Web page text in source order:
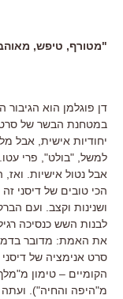
"מטורף, טיפש,
דן פוגלמן הוא
במטחנת הבשר של
יחודיות אישית, אבל
למשל, "בולט", פרי
אבל נטול אישיות.
הכי טובים של דיסני
ושנינות וקצב. ועם
לבנות השש כנסיכה
את האמת: מדובר
סרט אנימציה של
הקומיים – טימון
מ"היפה והחיה"). ועתה